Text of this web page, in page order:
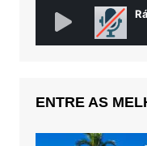
ENTRE AS